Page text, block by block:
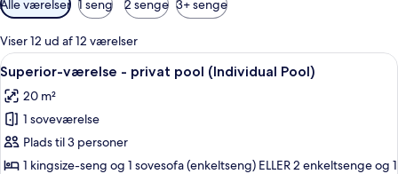
filtre
for
værelser
Alle værelser 1 seng 2 senge 3+ senge
Viser 12 ud af 12 værelser
Indlæs
alle
billeder
af
Superior-
værelse
Et moderne badeværelse med et
2
Superior-værelse - privat pool (Individual Pool)
20 m²
1 soveværelse
Plads til 3 personer
1 kingsize-seng og 1 sovesofa (enkeltseng) ELLER 2 enkeltsenge og 1